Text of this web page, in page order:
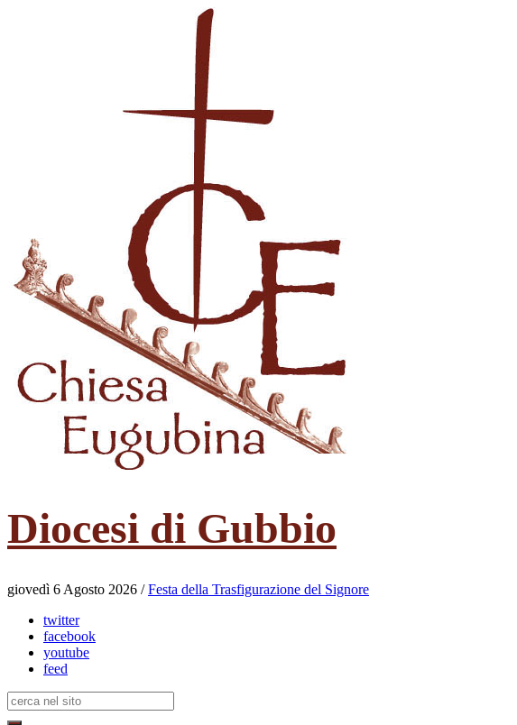
Diocesi di Gubbio
giovedì 6 Agosto 2026 /Festa della Trasfigurazione del Signore
twitter
facebook
youtube
feed